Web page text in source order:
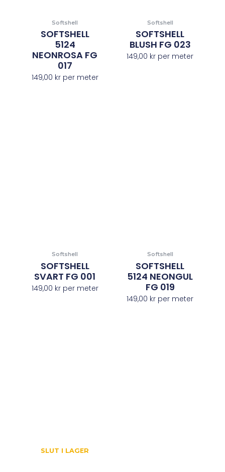
Softshell
SOFTSHELL
5124
NEONROSA FG
017
149,00 krper meter
Softshell
SOFTSHELL
BLUSH FG 023
149,00 kr per meter
Softshell
SOFTSHELL
SVART FG 001
149,00 krper meter
Softshell
SOFTSHELL
5124 NEONGUL
FG 019
149,00 kr per meter
SLUT I LAGER